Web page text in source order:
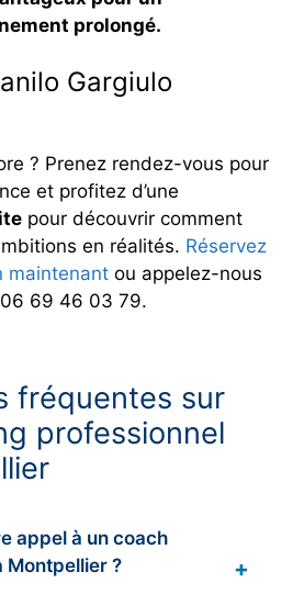
prolongé.
Gargiulo
? Prenez rendez-vous pour
et profitez d’une
pour découvrir comment
en réalités. Réservez
maintenant ou appelez-nous
69 46 03 79.
fréquentes sur
professionnel
appel à un coach
Montpellier ?